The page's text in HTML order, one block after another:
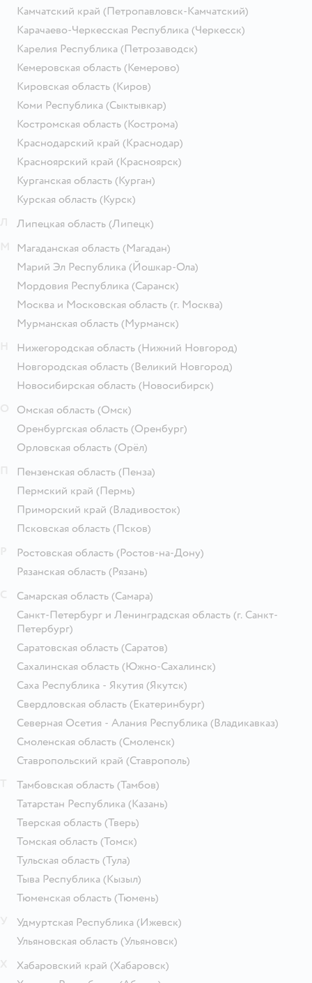
Камчатский край (Петропавловск-Камчатский)
Карачаево-Черкесская Республика (Черкесск)
Карелия Республика (Петрозаводск)
Кемеровская область (Кемерово)
Кировская область (Киров)
Коми Республика (Сыктывкар)
Костромская область (Кострома)
Краснодарский край (Краснодар)
Красноярский край (Красноярск)
Курганская область (Курган)
Курская область (Курск)
Липецкая область (Липецк)
Магаданская область (Магадан)
Марий Эл Республика (Йошкар-Ола)
Мордовия Республика (Саранск)
Москва и Московская область (г. Москва)
Мурманская область (Мурманск)
Нижегородская область (Нижний Новгород)
Новгородская область (Великий Новгород)
Новосибирская область (Новосибирск)
Омская область (Омск)
Оренбургская область (Оренбург)
Орловская область (Орёл)
Пензенская область (Пенза)
Пермский край (Пермь)
Приморский край (Владивосток)
Псковская область (Псков)
Ростовская область (Ростов-на-Дону)
Рязанская область (Рязань)
Самарская область (Самара)
Санкт-Петербург и Ленинградская область (г. Санкт-
Петербург)
Саратовская область (Саратов)
Сахалинская область (Южно-Сахалинск)
Саха Республика - Якутия (Якутск)
Свердловская область (Екатеринбург)
Северная Осетия - Алания Республика (Владикавказ)
Смоленская область (Смоленск)
Ставропольский край (Ставрополь)
Тамбовская область (Тамбов)
Татарстан Республика (Казань)
Тверская область (Тверь)
Томская область (Томск)
Тульская область (Тула)
Тыва Республика (Кызыл)
Тюменская область (Тюмень)
Удмуртская Республика (Ижевск)
Ульяновская область (Ульяновск)
Хабаровский край (Хабаровск)